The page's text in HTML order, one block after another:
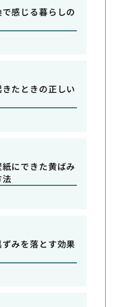
感じる暮らしの
たときの正しい
にできた黄ばみ
みを落とす効果